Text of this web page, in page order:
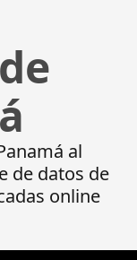
al
de datos de
online